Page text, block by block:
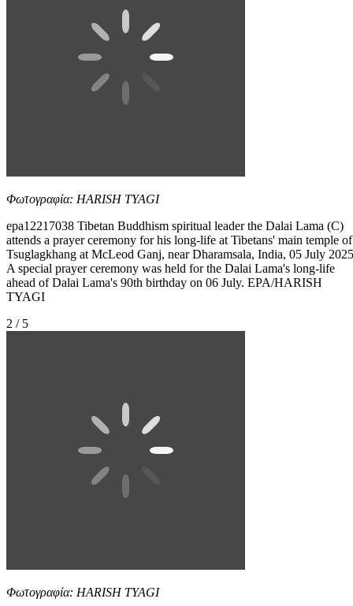
Φωτογραφία: HARISH TYAGI
epa12217038 Tibetan Buddhism spiritual leader the Dalai Lama (C)
attends a prayer ceremony for his long-life at Tibetans' main temple of
Tsuglagkhang at McLeod Ganj, near Dharamsala, India, 05 July
A special prayer ceremony was held for the Dalai Lama's long-life
ahead of Dalai Lama's 90th birthday on 06 July. EPA/HARISH
TYAGI
2 / 5
Φωτογραφία: HARISH TYAGI